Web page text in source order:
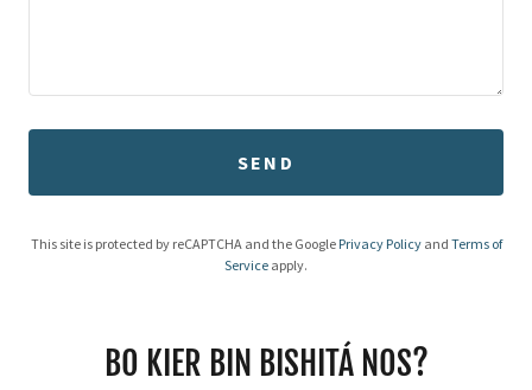
SEND
This site is protected by reCAPTCHA and the Google Privacy Policyand Terms of
Service apply.
BO KIER BIN BISHITÁ NOS?